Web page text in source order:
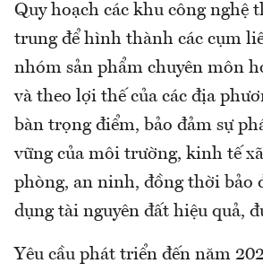
Quy hoạch các khu công nghệ
trung để hình thành các cụm
nhóm sản phẩm chuyên môn
và theo lợi thế của các địa
bàn trọng điểm, bảo đảm sự
vững của môi trường, kinh tế
phòng, an ninh, đồng thời bảo
dụng tài nguyên đất hiệu quả,
Yêu cầu phát triển đến năm